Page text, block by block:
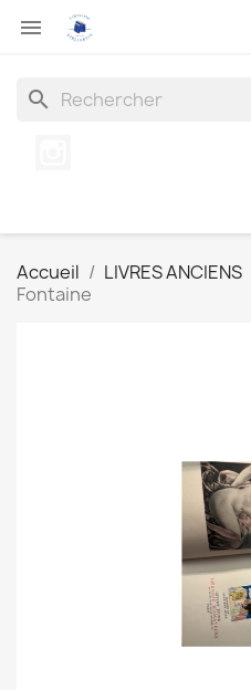

search
Accueil LIVRES ANCIENS
Fontaine